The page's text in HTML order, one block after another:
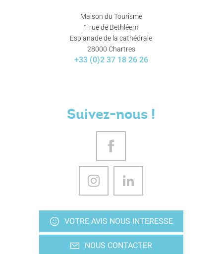
Maison du Tourisme
1 rue de Bethléem
Esplanade de la cathédrale
28000 Chartres
+33 (0)2 37 18 26 26
Suivez-nous !
VOTRE AVIS NOUS INTERESSE
NOUS CONTACTER